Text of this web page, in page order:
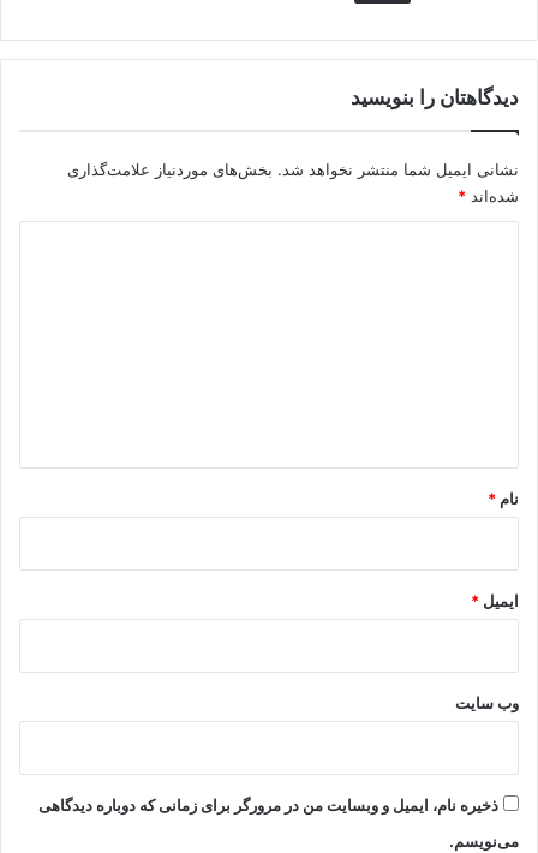
دیدگاهتان را بنویسید
نشانی ایمیل شما منتشر نخواهد شد. بخش‌های موردنیاز علامت‌گذاری
شده‌اند *
نام *
ایمیل *
وب‌ سایت
ذخیره نام، ایمیل و وبسایت من در مرورگر برای زمانی که دوباره دیدگاهی
می‌نویسم.